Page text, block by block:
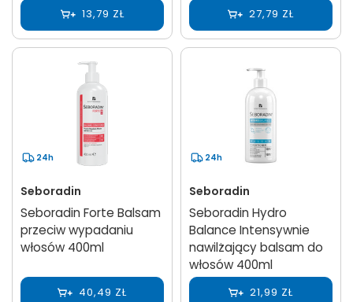
13,79 ZŁ 27,79 ZŁ
24h
Seboradin
Seboradin Forte Balsam
przeciw wypadaniu
włosów 400ml
40,49 ZŁ
24h
Seboradin
Seboradin Hydro
Balance Intensywnie
nawilżający balsam do
włosów 400ml
21,99 ZŁ